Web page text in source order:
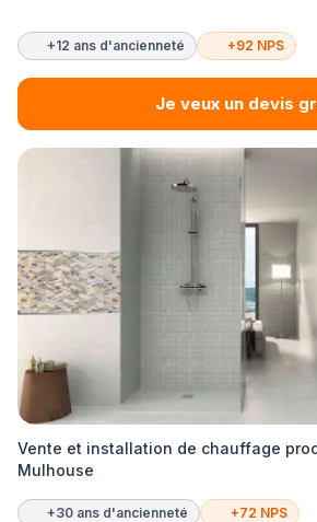
+12 ans d'ancienneté +92 NPS
Je veux un devis
Vente et installation de chauffage
Mulhouse
+30 ans d'ancienneté +72 NPS